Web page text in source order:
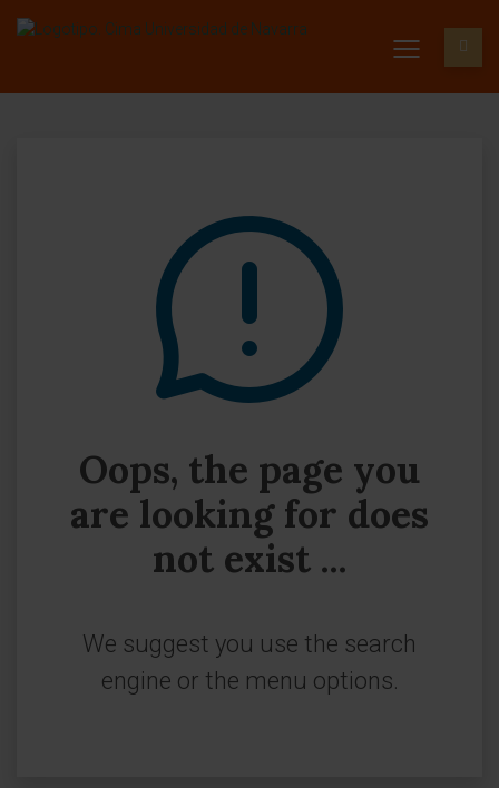
Oops, the page you
are looking for does
not exist ...
We suggest you use the search
engine or the menu options.